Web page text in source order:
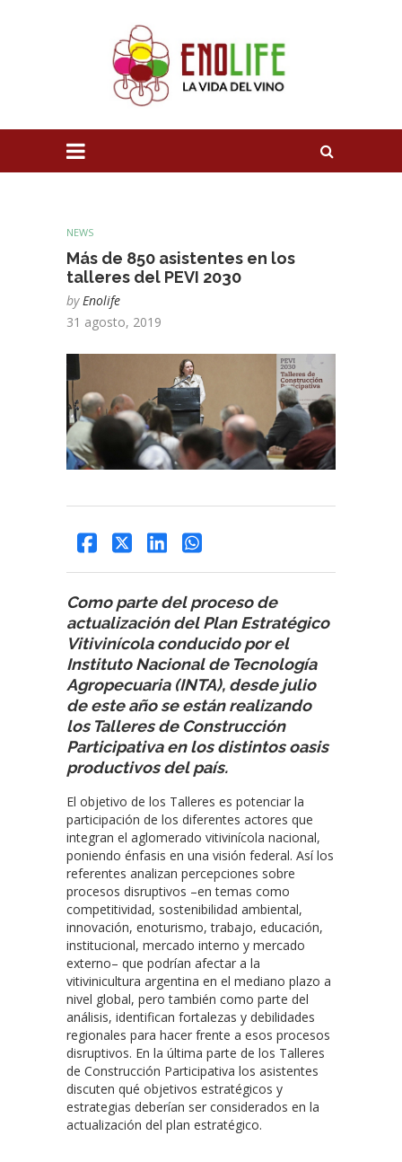
NEWS
Más de 850 asistentes en los
talleres del PEVI 2030
by Enolife
31 agosto, 2019
Como parte del proceso de
actualización del Plan Estratégico
Vitivinícola conducido por el
Instituto Nacional de Tecnología
Agropecuaria (INTA), desde julio
de este año se están realizando
los Talleres de Construcción
Participativa en los distintos oasis
productivos del país.
El objetivo de los Talleres es potenciar la
participación de los diferentes actores que
integran el aglomerado vitivinícola nacional,
poniendo énfasis en una visión federal. Así los
referentes analizan percepciones sobre
procesos disruptivos –en temas como
competitividad, sostenibilidad ambiental,
innovación, enoturismo, trabajo, educación,
institucional, mercado interno y mercado
externo– que podrían afectar a la
vitivinicultura argentina en el mediano plazo a
nivel global, pero también como parte del
análisis, identifican fortalezas y debilidades
regionales para hacer frente a esos procesos
disruptivos. En la última parte de los Talleres
de Construcción Participativa los asistentes
discuten qué objetivos estratégicos y
estrategias deberían ser considerados en la
actualización del plan estratégico.